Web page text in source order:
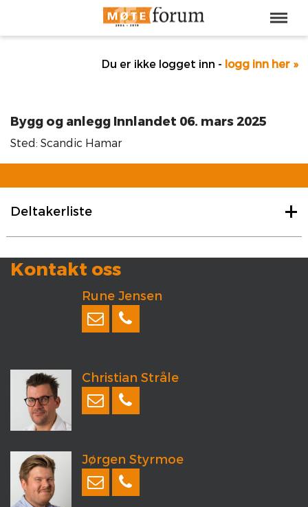
Du er ikke logget inn - logg inn her »
Bygg og anlegg Innlandet 06. mars 2025
Sted: Scandic Hamar
Deltakerliste
Kontakt oss
Rune Jensen
Christian Stråle
Jørgen Styrmoe